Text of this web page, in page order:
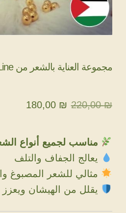
مجموعة العناية بالشعر من EVETE Beauty Line
220,00₪
السعر
220,00 ₪.
180,00 ₪
₪.
مناسب لجميع أنواع
يعالج الجفاف والتلف
مثالي للشعر المصبوغ
يقلل من الهيشان ويعزز